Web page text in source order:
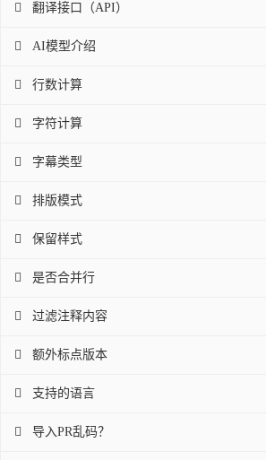
翻译接口（API）

AI模型介绍

行数计算

字符计算

字幕类型

排版模式

保留样式

是否合并行

过滤注释内容

额外标点版本

支持的语言

导入PR乱码？
